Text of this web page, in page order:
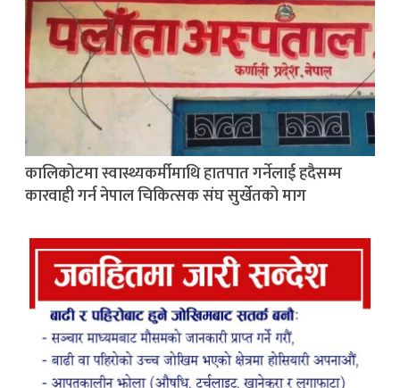
कालिकोटमा स्वास्थ्यकर्मीमाथि हातपात गर्नेलाई हदैसम्म
कारवाही गर्न नेपाल चिकित्सक संघ सुर्खेतको माग